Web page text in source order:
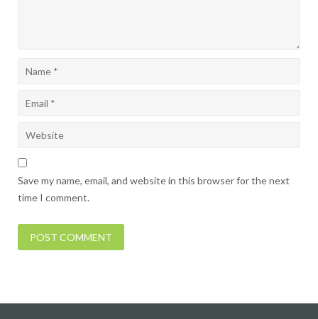
Save my name, email, and website in this browser for the next
time I comment.